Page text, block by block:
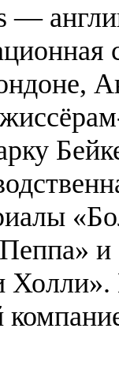
—
и